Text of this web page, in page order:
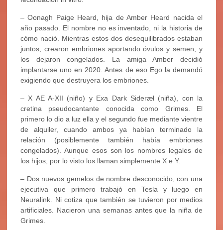
– Oonagh Paige Heard, hija de Amber Heard nacida el
año pasado. El nombre no es inventado, ni la historia de
cómo nació. Mientras estos dos desequilibrados estaban
juntos, crearon embriones aportando óvulos y semen, y
los dejaron congelados. La amiga Amber decidió
implantarse uno en 2020. Antes de eso Ego la demandó
exigiendo que destruyera los embriones.
– X AE A-XII (niño) y Exa Dark Sideræl (niña), con la
cretina pseudocantante conocida como Grimes. El
primero lo dio a luz ella y el segundo fue mediante vientre
de alquiler, cuando ambos ya habían terminado la
relación (posiblemente también había embriones
congelados). Aunque esos son los nombres legales de
los hijos, por lo visto los llaman simplemente X e Y.
– Dos nuevos gemelos de nombre desconocido, con una
ejecutiva que primero trabajó en Tesla y luego en
Neuralink. Ni cotiza que también se tuvieron por medios
artificiales. Nacieron una semanas antes que la niña de
Grimes.